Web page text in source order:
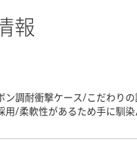
報
ン調耐衝撃ケース/こだわり
/柔軟性があるため手に馴